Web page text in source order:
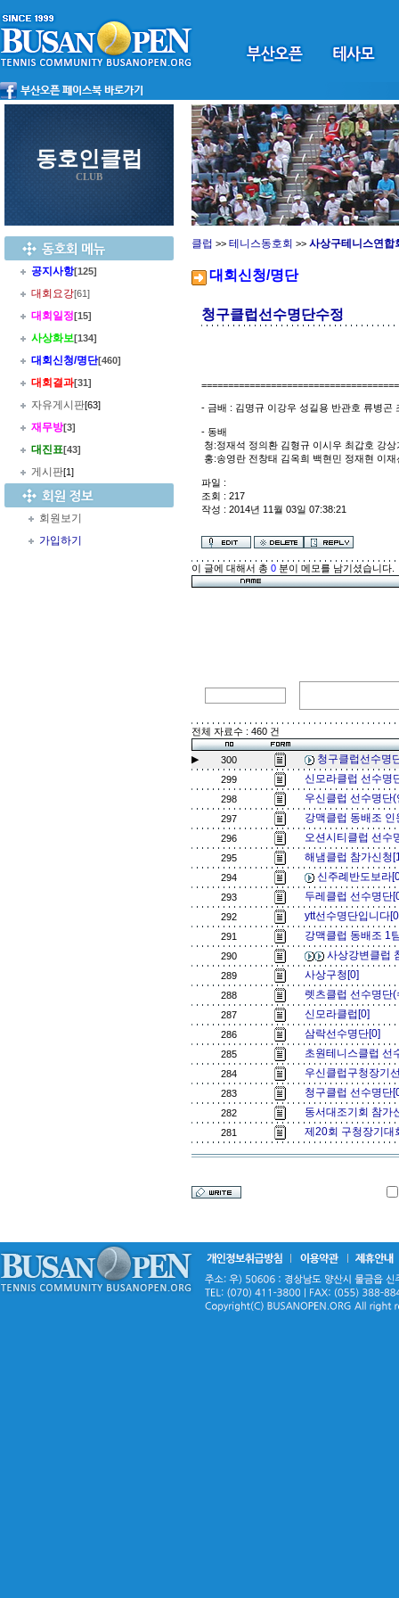
동호인클럽
CLUB
공지사항[125]
대회요강[61]
대회일정[15]
사상화보[134]
대회신청/명단[460]
대회결과[31]
자유게시판[63]
재무방[3]
대진표[43]
게시판[1]
회원보기
가입하기
클럽 >> 테니스동호회 >> 사상구테니스연합
대회신청/명단
청구클럽선수명단수정
- 금배 : 김명규 이강우 성길용 반관호 류병곤
- 동배
청:정재석 정의환 김형규 이시우 최갑호 강상
홍:송영란 전창태 김옥희 백현민 정재현 이재
파일 :
조회 : 217
작성 : 2014년 11월 03일 07:38:21
이 글에 대해서 총 0 분이 메모를 남기셨습니다.
전체 자료수 : 460 건
▶ 300 청구클럽선수명
299 신모라클럽 선수
298 우신클럽 선수명
297 강맥클럽 동배조
296 오션시티클럽 선
295 해냄클럽 참가신
294 신주례반도보라
293 두레클럽 선수명
292 ytt선수명단입니다
291 강맥클럽 동배조 1
290 사상강변클럽
289 사상구청[0]
288 렛츠클럽 선수명
287 신모라클럽[0]
286 삼락선수명단[0]
285 초원테니스클럽
284 우신클럽구청장기
283 청구클럽 선수명
282 동서대조기회 참
281 제20회 구청장기